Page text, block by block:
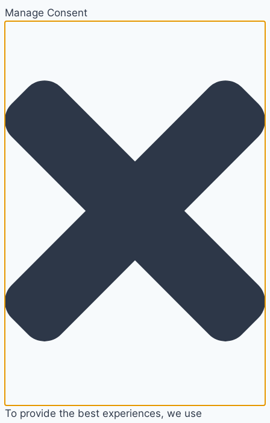
Manage Consent
To provide the best experiences, we use